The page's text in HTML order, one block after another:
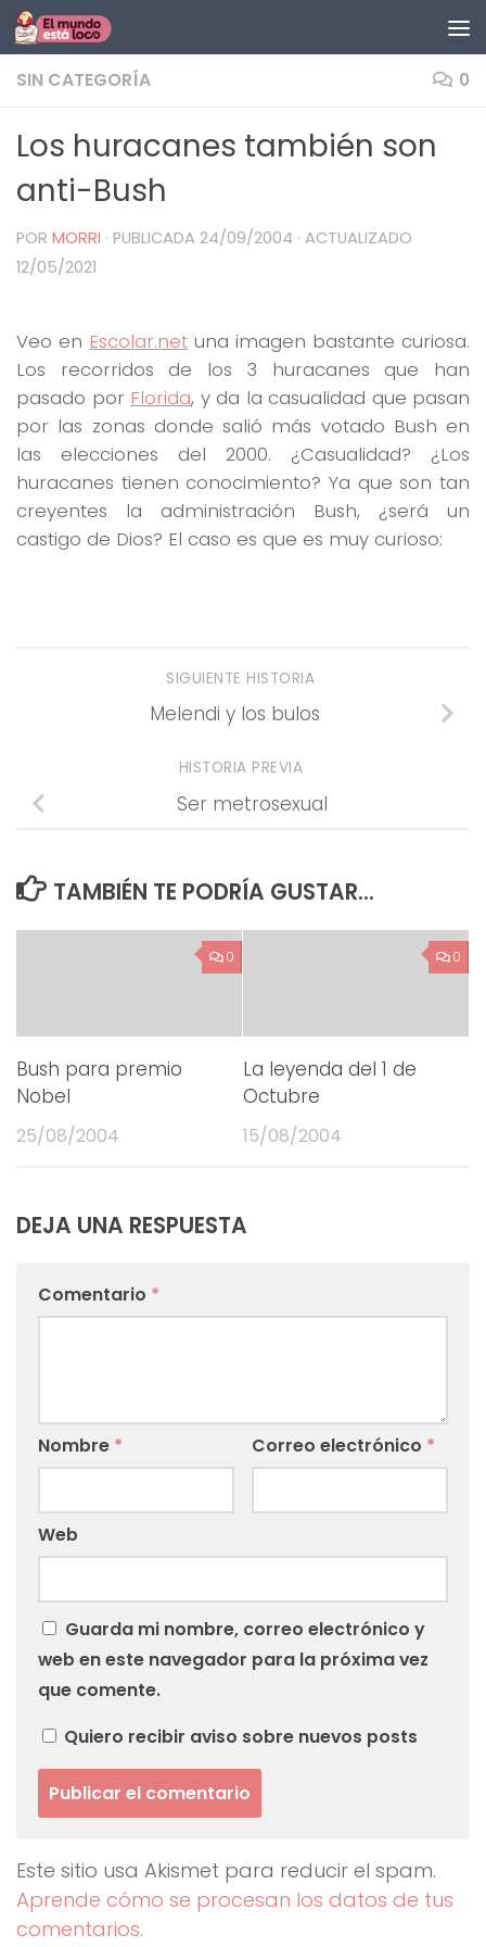
Saltar al contenido
SIN CATEGORÍA 0
Los huracanes también son
anti-Bush
POR MORRI · PUBLICADA 24/09/2004 · ACTUALIZADO
12/05/2021
Veo en Escolar.net una imagen bastante curiosa.
Los recorridos de los 3 huracanes que han
pasado por Florida, y da la casualidad que pasan
por las zonas donde salió más votado Bush en
las elecciones del 2000. ¿Casualidad? ¿Los
huracanes tienen conocimiento? Ya que son tan
creyentes la administración Bush, ¿será un
castigo de Dios? El caso es que es muy curioso:
SIGUIENTE HISTORIA
Melendi y los bulos
HISTORIA PREVIA
Ser metrosexual
TAMBIÉN TE PODRÍA GUSTAR...
0
Bush para premio
Nobel
25/08/2004
0
La leyenda del 1 de
Octubre
15/08/2004
DEJA UNA RESPUESTA
Comentario *
Nombre * Correo electrónico *
Web
Guarda mi nombre, correo electrónico y
web en este navegador para la próxima vez
que comente.
Quiero recibir aviso sobre nuevos posts
Este sitio usa Akismet para reducir el spam.
Aprende cómo se procesan los datos de tus
comentarios.